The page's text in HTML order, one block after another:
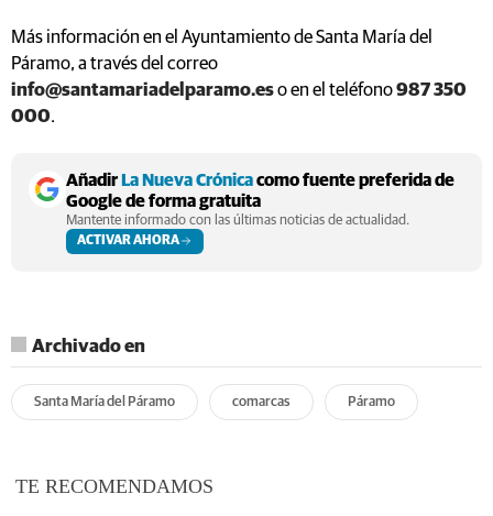
Más información en el Ayuntamiento de Santa María del
Páramo, a través del correo
info@santamariadelparamo.eso en el teléfono987 350
000.
AñadirLa Nueva Crónicacomo fuente preferida de
Google de forma gratuita
Mantente informado con las últimas noticias de actualidad.
ACTIVAR AHORA
Archivado en
Santa María del Páramo comarcas Páramo
TE RECOMENDAMOS